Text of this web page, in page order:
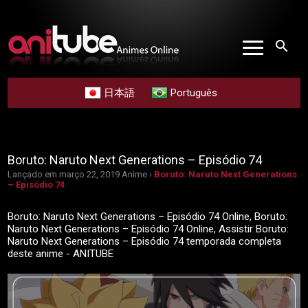
search
日本語 Português
Boruto: Naruto Next Generations – Episódio 74
Lançado em março 22, 2019 Anime › Boruto: Naruto Next Generations
– Episódio 74
Boruto: Naruto Next Generations – Episódio 74 Online, Boruto:
Naruto Next Generations – Episódio 74 Online, Assistir Boruto:
Naruto Next Generations – Episódio 74 temporada completa
deste anime - ANITUBE